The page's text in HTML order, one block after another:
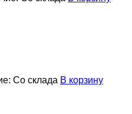
Со склада В корзину